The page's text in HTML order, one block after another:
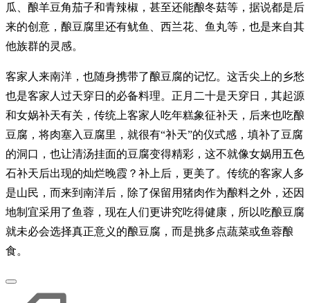
瓜、酿羊豆角茄子和青辣椒，甚至还能酿冬菇等，据说都是后
来的创意，酿豆腐里还有鱿鱼、西兰花、鱼丸等，也是来自其
他族群的灵感。
客家人来南洋，也随身携带了酿豆腐的记忆。这舌尖上的乡愁
也是客家人过天穿日的必备料理。正月二十是天穿日，其起源
和女娲补天有关，传统上客家人吃年糕象征补天，后来也吃酿
豆腐，将肉塞入豆腐里，就很有“补天”的仪式感，填补了豆腐
的洞口，也让清汤挂面的豆腐变得精彩，这不就像女娲用五色
石补天后出现的灿烂晚霞？补上后，更美了。传统的客家人多
是山民，而来到南洋后，除了保留用猪肉作为酿料之外，还因
地制宜采用了鱼蓉，现在人们更讲究吃得健康，所以吃酿豆腐
就未必会选择真正意义的酿豆腐，而是挑多点蔬菜或鱼蓉酿
食。